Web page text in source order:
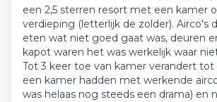
een 2,5 sterren resort met een kamer
verdieping (letterlijk de zolder). Airco's
eten wat niet goed gaat was, deuren
kapot waren het was werkelijk waar
Tot 3 keer toe van kamer verandert tot
een kamer hadden met werkende
was helaas nog steeds een drama) en